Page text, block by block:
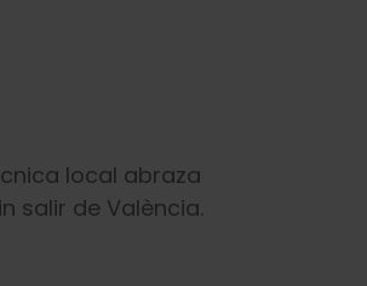
local abraza
salir de València.